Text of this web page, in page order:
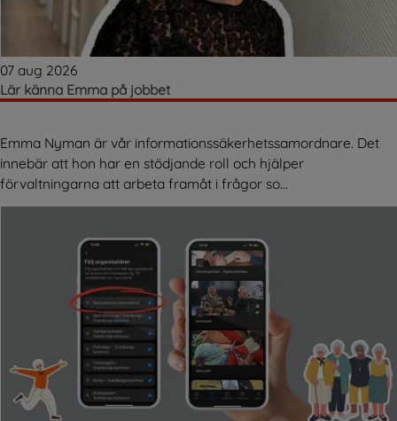
07 aug 2026
Lär känna Emma på jobbet
Emma Nyman är vår informationssäkerhetssamordnare. Det
innebär att hon har en stödjande roll och hjälper
förvaltningarna att arbeta framåt i frågor so...